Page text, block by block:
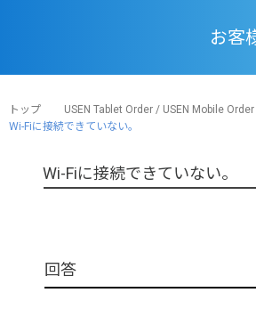
お客
トップ
USEN Tablet Order / USEN Mobile Order
Wi-Fiに接続できていない。
Wi-Fiに接続できていない。